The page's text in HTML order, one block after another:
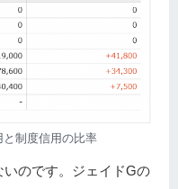
と制度信用の比率
のです。ジェイドGの